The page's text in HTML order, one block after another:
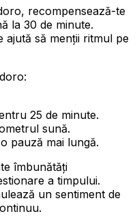
recompensează-te
la 30 de minute.
ajută să menții ritmul pe
25 de minute.
sună.
pauză mai lungă.
îmbunătăți
a timpului.
un sentiment de